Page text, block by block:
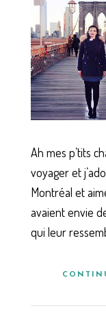
Ah mes p’tits
voyager et
Montréal et
avaient envie
qui leur